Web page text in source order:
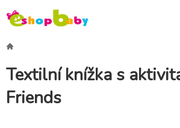
Textilní knížka s
Friends